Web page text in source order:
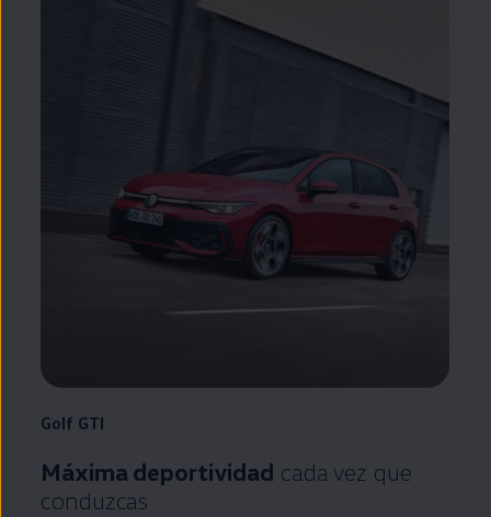
Golf GTI
Máxima deportividad cada vez que
conduzcas